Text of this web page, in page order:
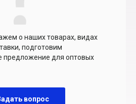
о наших товарах, видах
подготовим
предложение для оптовых
вопрос